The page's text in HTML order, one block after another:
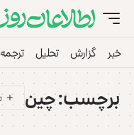
خبر گزارش تحلیل ترجمه
برچسب:چین